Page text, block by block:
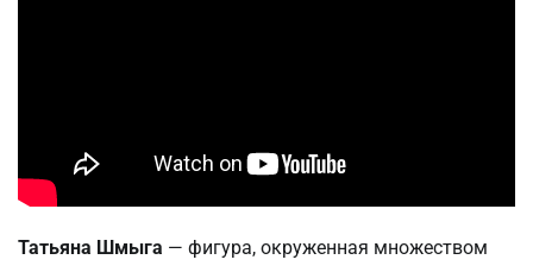
Татьяна Шмыга — фигура, окруженная множеством